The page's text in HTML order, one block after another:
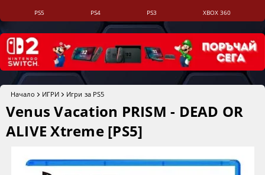
PS5 PS4 PS3 XBOX 360
Начало ИГРИ Игри за PS5
Venus Vacation PRISM - DEAD OR
ALIVE Xtreme [PS5]